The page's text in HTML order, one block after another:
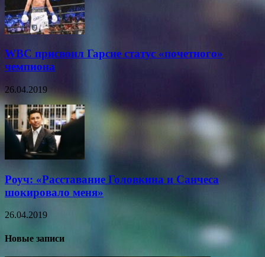
WBC присвоил Гарсие статус «почетного»
чемпиона
26.04.2019
Роуч: «Расставание Головкина и Санчеса
шокировало меня»
26.04.2019
Новые записи